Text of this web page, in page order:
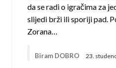
da se radi o igračima za
slijedi brži ili sporiji pad.
Zorana…
Biram DOBRO 23.